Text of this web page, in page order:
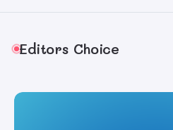
Editors Choice